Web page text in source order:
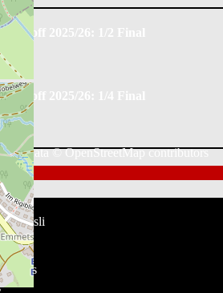
data ©OpenStreetMapcontributors
Playoff 2025/26: 1/2 Final
Playoff 2025/26: 1/4 Final